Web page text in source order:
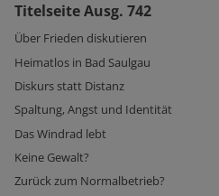
Titelseite Ausg. 742
Über Frieden diskutieren
Heimatlos in Bad Saulgau
Diskurs statt Distanz
Spaltung, Angst und Identität
Das Windrad lebt
Keine Gewalt?
Zurück zum Normalbetrieb?